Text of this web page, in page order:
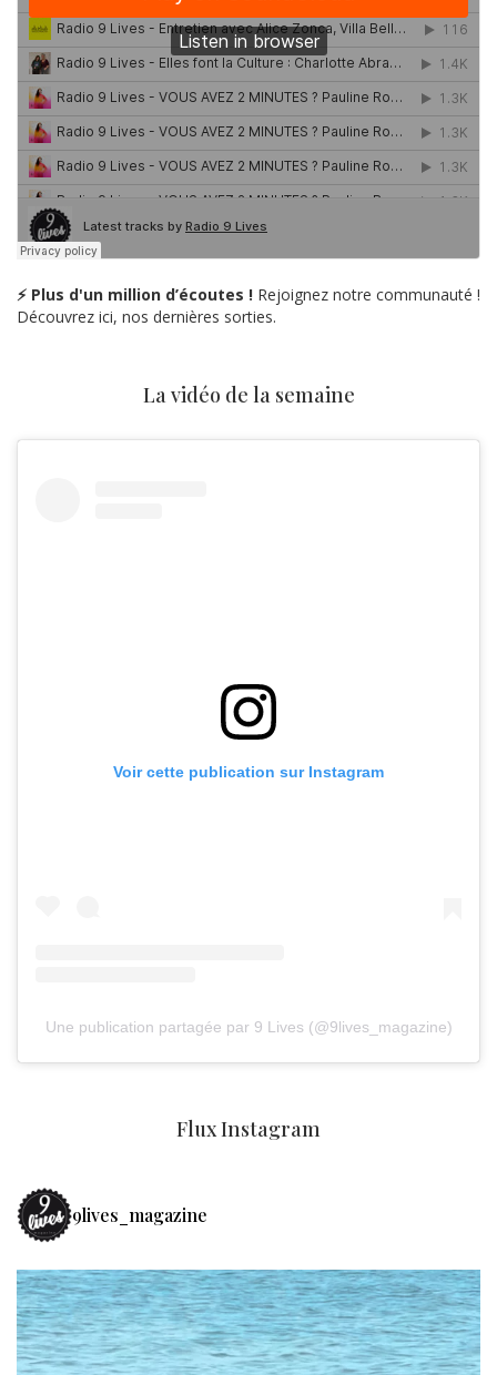
⚡ Plus d'un million d’écoutes ! Rejoignez notre communauté !
Découvrez ici, nos dernières sorties.
La vidéo de la semaine
Voir cette publication sur Instagram
Une publication partagée par 9 Lives (@9lives_magazine)
Flux Instagram
9lives_magazine